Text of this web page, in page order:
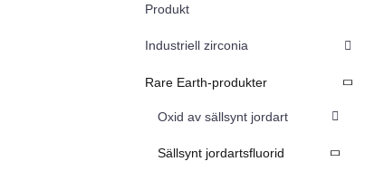
Produkt
Industriell zirconia
Rare Earth-produkter
Oxid av sällsynt jordart
Sällsynt jordartsfluorid